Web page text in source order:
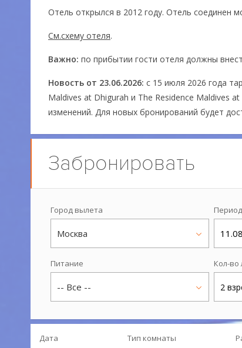
Отель открылся в 2012 году. Отель соединен
См.схему отеля.
Важно: по прибытии гости отеля должны
Новость от 23.06.2026: с 15 июля 2026 года
Maldives at Dhigurah и The Residence Maldives
изменений. Для новых бронирований будет
Забронировать
Город вылета
Москва
Период
Питание
-- Все --
Кол-
2
Дата Тип комнаты